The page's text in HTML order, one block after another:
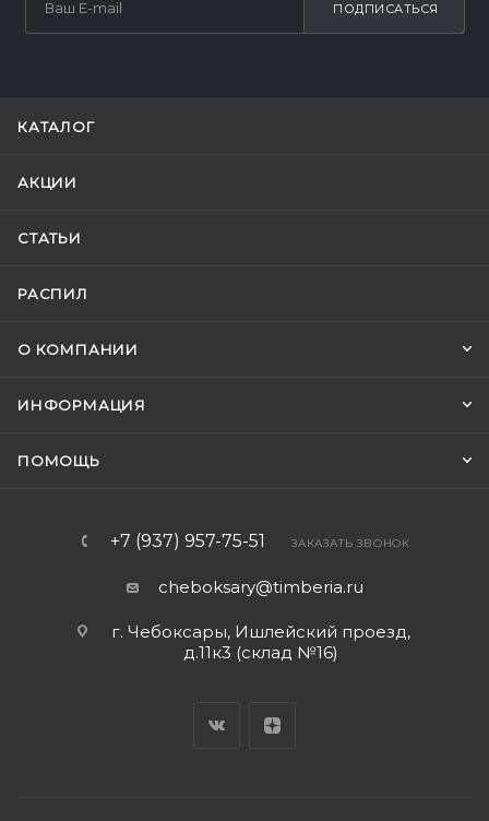
ПОДПИСАТЬСЯ
КАТАЛОГ
АКЦИИ
СТАТЬИ
РАСПИЛ
О КОМПАНИИ
ИНФОРМАЦИЯ
ПОМОЩЬ
+7 (937) 957-75-51 ЗАКАЗАТЬ ЗВОНОК
cheboksary@timberia.ru
г. Чебоксары, Ишлейский проезд,
д.11к3 (склад №16)